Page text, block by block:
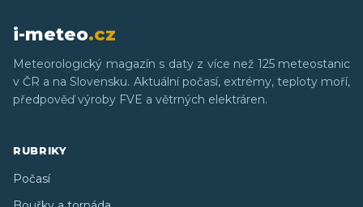
i-meteo.cz
Meteorologický magazín s daty z více než 125 meteostanic
v ČR a na Slovensku. Aktuální počasí, extrémy, teploty moří,
předpověď výroby FVE a větrných elektráren.
RUBRIKY
Počasí